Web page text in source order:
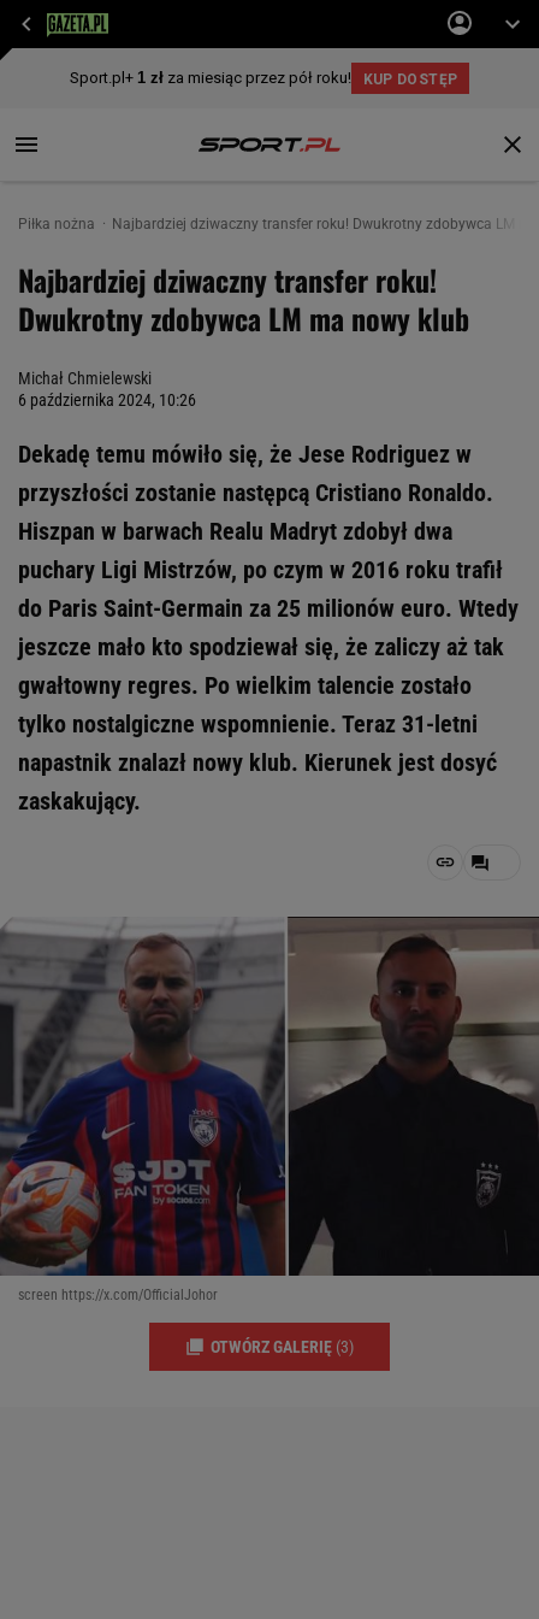
Piłka nożna Najbardziej dziwaczny transfer roku! Dwukrotny zdobywca LM
Najbardziej dziwaczny transfer roku!
Dwukrotny zdobywca LM ma nowy klub
Michał Chmielewski
6 października 2024, 10:26
Dekadę temu mówiło się, że Jese Rodriguez w
przyszłości zostanie następcą Cristiano Ronaldo.
Hiszpan w barwach Realu Madryt zdobył dwa
puchary Ligi Mistrzów, po czym w 2016 roku trafił
do Paris Saint-Germain za 25 milionów euro. Wtedy
jeszcze mało kto spodziewał się, że zaliczy aż tak
gwałtowny regres. Po wielkim talencie zostało
tylko nostalgiczne wspomnienie. Teraz 31-letni
napastnik znalazł nowy klub. Kierunek jest dosyć
zaskakujący.
screen https://x.com/OfficialJohor
OTWÓRZ GALERIĘ (3)